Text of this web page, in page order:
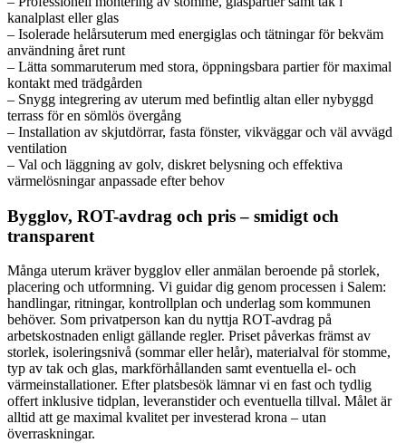
kanalplast eller glas
– Isolerade helårsuterum med energiglas och tätningar för bekväm
användning året runt
– Lätta sommaruterum med stora, öppningsbara partier för maximal
kontakt med trädgården
– Snygg integrering av uterum med befintlig altan eller nybyggd
terrass för en sömlös övergång
– Installation av skjutdörrar, fasta fönster, vikväggar och väl avvägd
ventilation
– Val och läggning av golv, diskret belysning och effektiva
värmelösningar anpassade efter behov
Bygglov, ROT-avdrag och pris – smidigt och
transparent
Många uterum kräver bygglov eller anmälan beroende på storlek,
placering och utformning. Vi guidar dig genom processen i Salem:
handlingar, ritningar, kontrollplan och underlag som kommunen
behöver. Som privatperson kan du nyttja ROT-avdrag på
arbetskostnaden enligt gällande regler. Priset påverkas främst av
storlek, isoleringsnivå (sommar eller helår), materialval för stomme,
typ av tak och glas, markförhållanden samt eventuella el- och
värmeinstallationer. Efter platsbesök lämnar vi en fast och tydlig
offert inklusive tidplan, leveranstider och eventuella tillval. Målet är
alltid att ge maximal kvalitet per investerad krona – utan
överraskningar.